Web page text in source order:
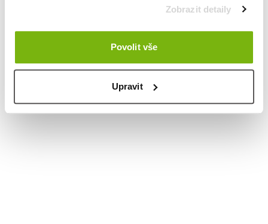
Zobrazit detaily
Povolit vše
Upravit